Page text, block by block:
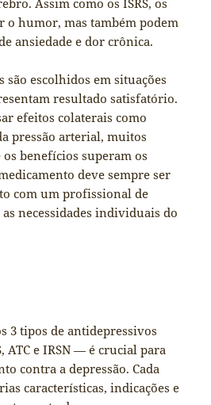
Assim como os ISRS, os
o humor, mas também podem
ansiedade e dor crônica.
são escolhidos em situações
resultado satisfatório.
efeitos colaterais como
pressão arterial, muitos
benefícios superam os
deve sempre ser
com um profissional de
necessidades individuais do
3 tipos de antidepressivos
ATC e IRSN — é crucial para
contra a depressão. Cada
características, indicações e